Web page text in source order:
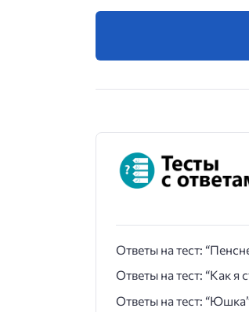
Ответы на тест:
Ответы на тест: “Как
Ответы на тест: